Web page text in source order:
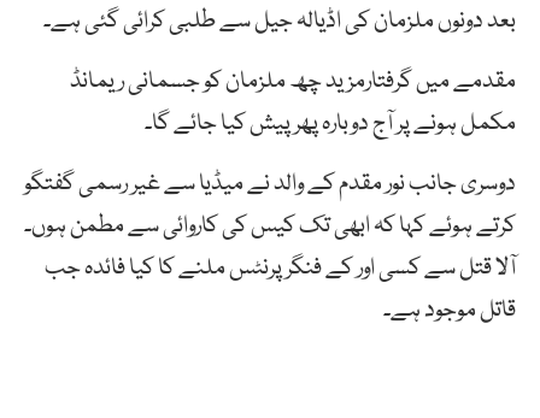
بعد دونوں ملزمان کی اڈیالہ جیل سے طلبی کرائی گئی ہے۔
مقدمے میں گرفتارمزید چھ ملزمان کو جسمانی ریمانڈ
مکمل ہونے پر آج دوبارہ پھر پیش کیا جائے گا۔
دوسری جانب نور مقدم کے والد نے میڈیا سے غیر رسمی گفتگو
کرتے ہوئے کہا کہ ابھی تک کیس کی کاروائی سے مطمن ہوں۔
آلا قتل سے کسی اور کے فنگر پرنٹس ملنے کا کیا فائدہ جب
قاتل موجود ہے۔